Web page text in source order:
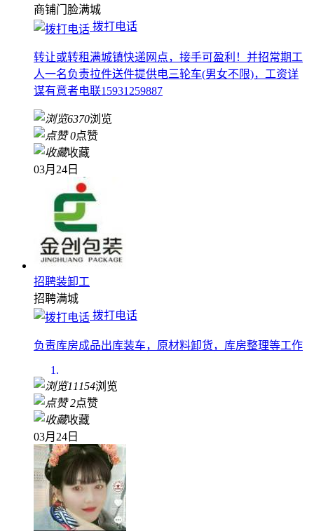
商铺门脸满城
拨打电话
转让或转租满城镇快递网点，接手可盈利！并招常期工
人一名负责拉件送件提供电三轮车(男女不限)，工资详
谋有意者电联15931259887
6370浏览
0点赞
收藏
03月24日
招聘装卸工
招聘满城
拨打电话
负责库房成品出库装车，原材料卸货，库房整理等工作
11154浏览
2点赞
收藏
03月24日